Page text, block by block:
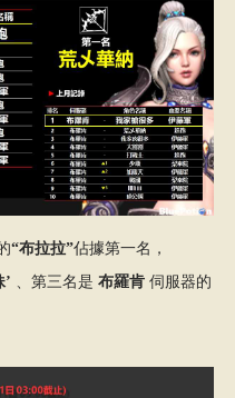
“布拉拉”佔據第一名，
、第三名是 布羅肯 伺服器的